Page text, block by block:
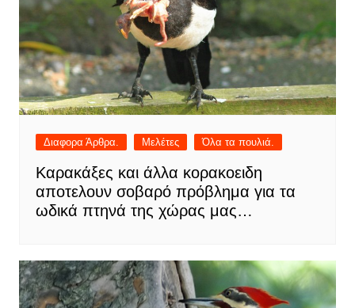
Διαφορα Άρθρα. Μελέτες Όλα τα πουλιά.
Καρακάξες και άλλα κορακοειδη
αποτελουν σοβαρό πρόβλημα για τα
ωδικά πτηνά της χώρας μας…